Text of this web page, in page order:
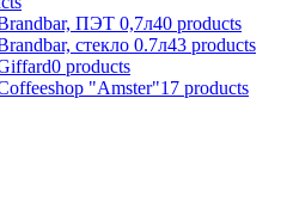
ПЭТ 0,7л40 products
стекло 0.7л43 products
0 products
"Amster"17 products